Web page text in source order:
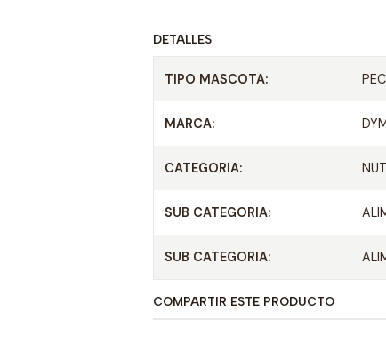
DETALLES
TIPO MASCOTA:
MARCA:
CATEGORIA:
SUB CATEGORIA:
SUB CATEGORIA:
COMPARTIR ESTE PRODUCTO